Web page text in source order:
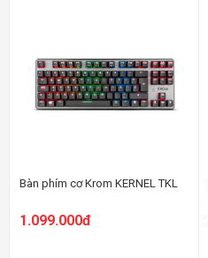
Bàn phím cơ Krom KERNEL TKL
1.099.000đ